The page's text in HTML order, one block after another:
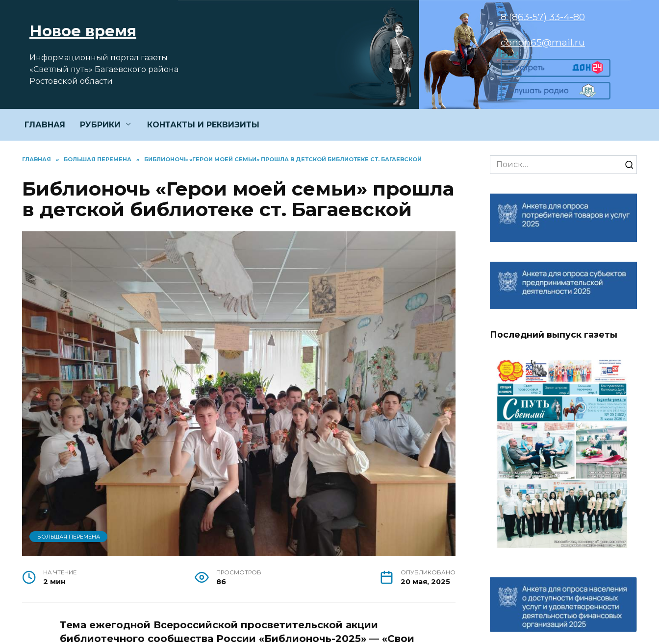
содержаниюНовое время
Информационный портал газеты
«Светлый путь» Багаевского района
Ростовской области
8 (863-57) 33-4-80
conon65@mail.ru
ГЛАВНАЯ РУБРИКИ КОНТАКТЫ И РЕКВИЗИТЫ
ГЛАВНАЯ » БОЛЬШАЯ ПЕРЕМЕНА » БИБЛИОНОЧЬ «ГЕРОИ МОЕЙ СЕМЬИ» ПРОШЛА В ДЕТСКОЙ БИБЛИОТЕКЕ СТ. БАГАЕВСКОЙ
Библионочь «Герои моей семьи» прошла
в детской библиотеке ст. Багаевской
БОЛЬШАЯ ПЕРЕМЕНА
НА ЧТЕНИЕ
2 мин
ПРОСМОТРОВ
86
ОПУБЛИКОВАНО
20 мая, 2025
Тема ежегодной Всероссийской просветительской акции
библиотечного сообщества России «Библионочь-2025» — «Свои
Search
for:
Последний выпуск газеты